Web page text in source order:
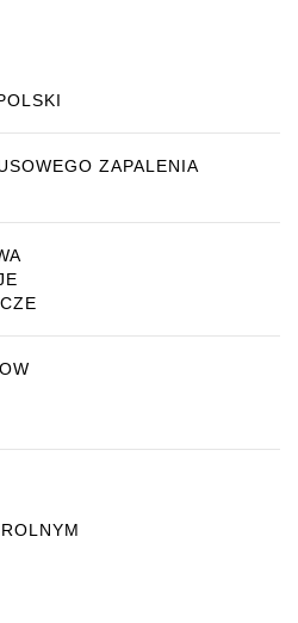
ZAPALENIA